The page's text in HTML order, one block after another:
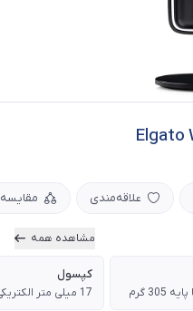
علاقه‌مندی مقایسه
مشاهده همه
کپسول
17 میلی متر الکتریکی